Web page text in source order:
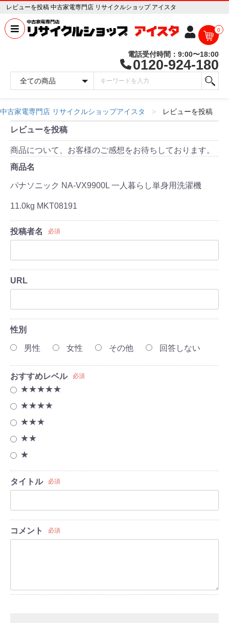
レビューを投稿 中古家電専門店 リサイクルショップ アイスタ
0
電話受付時間：9:00〜18:00
0120-924-180
中古家電専門店 リサイクルショップアイスタ レビューを投稿
レビューを投稿
商品について、お客様のご感想をお待ちしております。
商品名
パナソニック NA-VX9900L 一人暮らし単身用洗濯機
11.0kg MKT08191
投稿者名 必須
URL
性別
男性 女性 その他 回答しない
おすすめレベル 必須
★★★★★
★★★★
★★★
★★
★
タイトル 必須
コメント 必須